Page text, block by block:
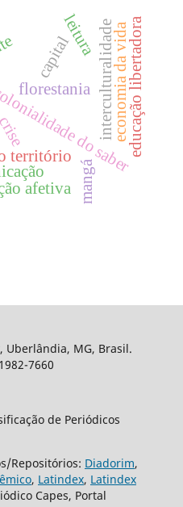
do sabereducação libertadora
florestania interculturalidade
território
economia da vida
crise
capital
mangá
leitura
afetiva
, Uberlândia, MG, Brasil.
7660
de Periódicos
Repositórios: Diadorim,
, Latindex, Latindex
Capes, Portal